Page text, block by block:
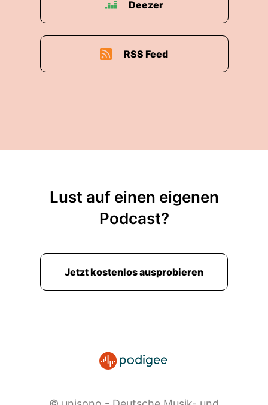
Deezer
RSS Feed
Lust auf einen eigenen
Podcast?
Jetzt kostenlos ausprobieren